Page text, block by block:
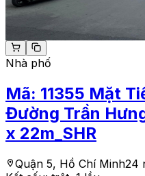
Nhà phố
Mã: 11355 Mặt
Đường Trần
x 22m_SHR
Quận 5, Hồ Chí Minh24